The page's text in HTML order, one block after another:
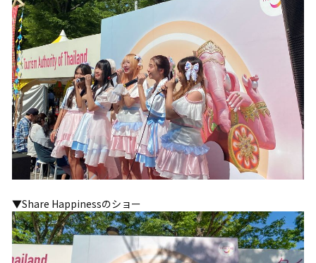
▼Share Happinessのショー